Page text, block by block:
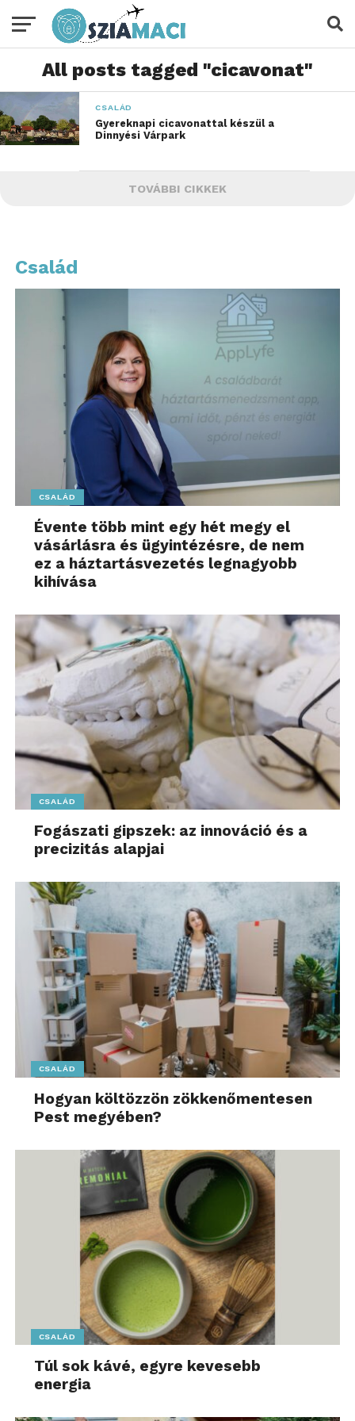
All posts tagged "cicavonat"
CSALÁD
Gyereknapi cicavonattal készül a
Dinnyési Várpark
TOVÁBBI CIKKEK
Család
CSALÁD
Évente több mint egy hét megy el
vásárlásra és ügyintézésre, de nem
ez a háztartásvezetés legnagyobb
kihívása
CSALÁD
Fogászati gipszek: az innováció és a
precizitás alapjai
CSALÁD
Hogyan költözzön zökkenőmentesen
Pest megyében?
CSALÁD
Túl sok kávé, egyre kevesebb
energia